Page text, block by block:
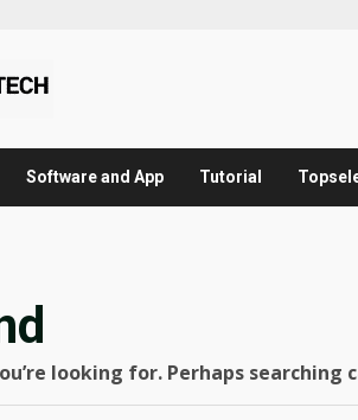
Software and App Tutorial
looking for. Perhaps searching